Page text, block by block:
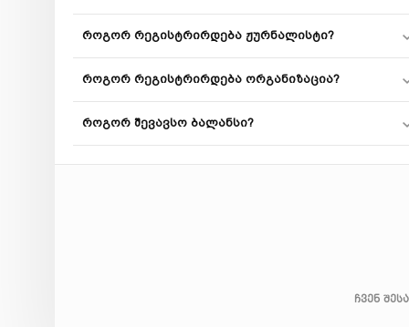
როგორ რეგისტრირდება ჟურნალისტი?
როგორ რეგისტრირდება ორგანიზაცია?
როგორ შევავსო ბალანსი?
ჩვენ